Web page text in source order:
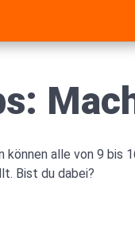
können alle von 9
Bist du dabei?